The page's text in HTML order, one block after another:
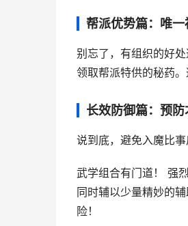
帮派优势篇：唯
别忘了，有组织的好
领取帮派特供的秘药
长效防御篇：预
说到底，避免入魔比
武学组合有门道！ 强
同时辅以少量精妙的
险！